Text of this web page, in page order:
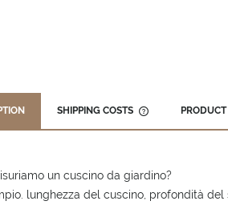
SHIPPING COSTS
POSSIBLE
un cuscino da giardino?
lunghezza del cuscino, profondità